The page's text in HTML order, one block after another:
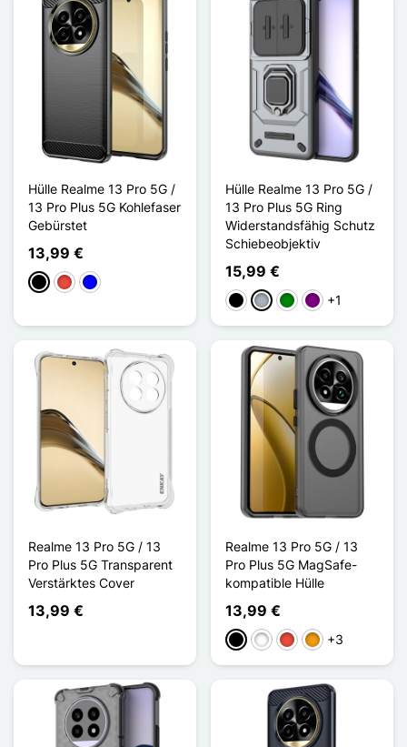
Hülle Realme 13 Pro 5G /
13 Pro Plus 5G Kohlefaser
Gebürstet
13,99 €
Schwarz
Rot Blau
Hülle Realme 13 Pro 5G /
13 Pro Plus 5G Ring
Widerstandsfähig Schutz
Schiebeobjektiv
15,99 €
Schwarz
GrauGrünViolett
+1
Realme 13 Pro 5G / 13
Pro Plus 5G Transparent
Verstärktes Cover
13,99 €
Realme 13 Pro 5G / 13
Pro Plus 5G MagSafe-
kompatible Hülle
13,99 €
Schwarz
WeißRot Orange
+3